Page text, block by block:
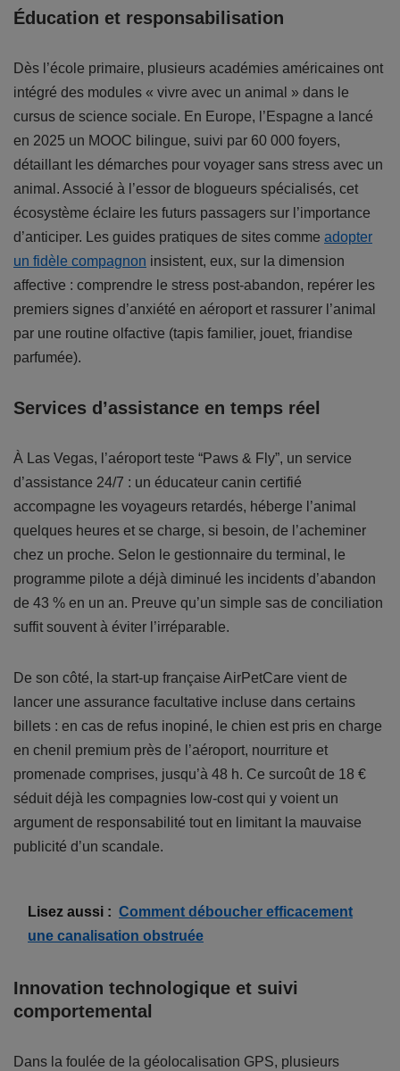
Éducation et responsabilisation
Dès l’école primaire, plusieurs académies américaines ont
intégré des modules « vivre avec un animal » dans le
cursus de science sociale. En Europe, l’Espagne a lancé
en 2025 un MOOC bilingue, suivi par 60 000 foyers,
détaillant les démarches pour voyager sans stress avec un
animal. Associé à l’essor de blogueurs spécialisés, cet
écosystème éclaire les futurs passagers sur l’importance
d’anticiper. Les guides pratiques de sites comme adopter
un fidèle compagnon insistent, eux, sur la dimension
affective : comprendre le stress post-abandon, repérer les
premiers signes d’anxiété en aéroport et rassurer l’animal
par une routine olfactive (tapis familier, jouet, friandise
parfumée).
Services d’assistance en temps réel
À Las Vegas, l’aéroport teste “Paws & Fly”, un service
d’assistance 24/7 : un éducateur canin certifié
accompagne les voyageurs retardés, héberge l’animal
quelques heures et se charge, si besoin, de l’acheminer
chez un proche. Selon le gestionnaire du terminal, le
programme pilote a déjà diminué les incidents d’abandon
de 43 % en un an. Preuve qu’un simple sas de conciliation
suffit souvent à éviter l’irréparable.
De son côté, la start-up française AirPetCare vient de
lancer une assurance facultative incluse dans certains
billets : en cas de refus inopiné, le chien est pris en charge
en chenil premium près de l’aéroport, nourriture et
promenade comprises, jusqu’à 48 h. Ce surcoût de 18 €
séduit déjà les compagnies low-cost qui y voient un
argument de responsabilité tout en limitant la mauvaise
publicité d’un scandale.
Lisez aussi : Comment déboucher efficacement
une canalisation obstruée
Innovation technologique et suivi
comportemental
Dans la foulée de la géolocalisation GPS, plusieurs